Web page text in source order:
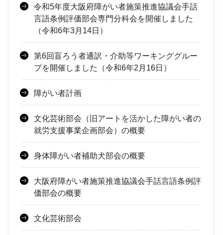
令和5年度大阪府障がい者施策推進協議会手話
言語条例評価部会専門分科会を開催しました
（令和6年3月14日）
第6回盲ろう者通訳・介助等ワーキンググルー
プを開催しました（令和6年2月16日）
障がい者計画
文化芸術部会（旧アートを活かした障がい者の
就労支援事業企画部会）の概要
身体障がい者補助犬部会の概要
大阪府障がい者施策推進協議会手話言語条例評
価部会の概要
文化芸術部会